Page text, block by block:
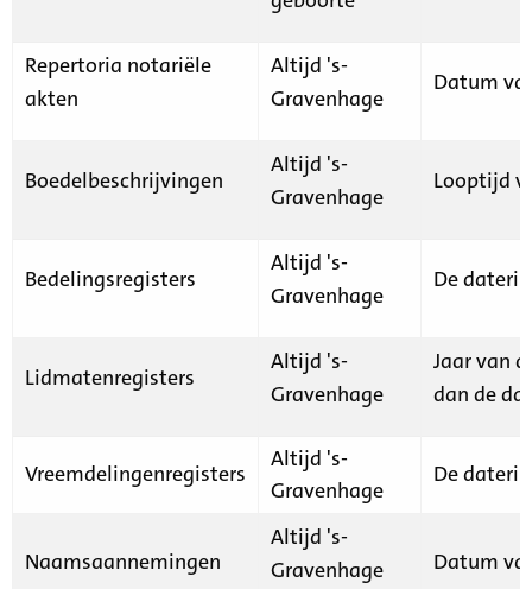
Repertoria notariële
akten
Altijd 's-
Gravenhage
Datum
Boedelbeschrijvingen
Altijd 's-
Gravenhage
Looptijd
Bedelingsregisters
Altijd 's-
Gravenhage
De
Lidmatenregisters
Altijd 's-
Gravenhage
Jaar van
dan de
Vreemdelingenregisters
Altijd 's-
Gravenhage
De
Naamsaannemingen
Altijd 's-
Gravenhage
Datum